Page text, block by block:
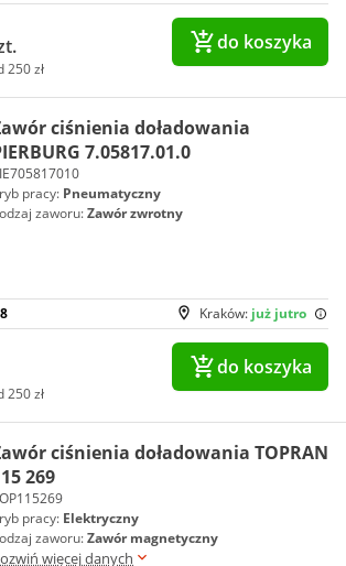
250 zł
do koszyka
ciśnienia doładowania
7.05817.01.0
pracy: Pneumatyczny
zaworu:Zawór zwrotny
Kraków: już jutro
250 zł
do koszyka
ciśnienia doładowania TOPRAN
269
pracy: Elektryczny
zaworu:Zawór magnetyczny
więcej danych